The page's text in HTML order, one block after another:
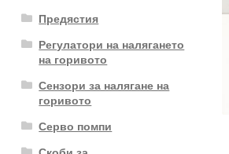
Предястия
Регулатори на налягането
на горивото
Сензори за налягане на
горивото
Серво помпи